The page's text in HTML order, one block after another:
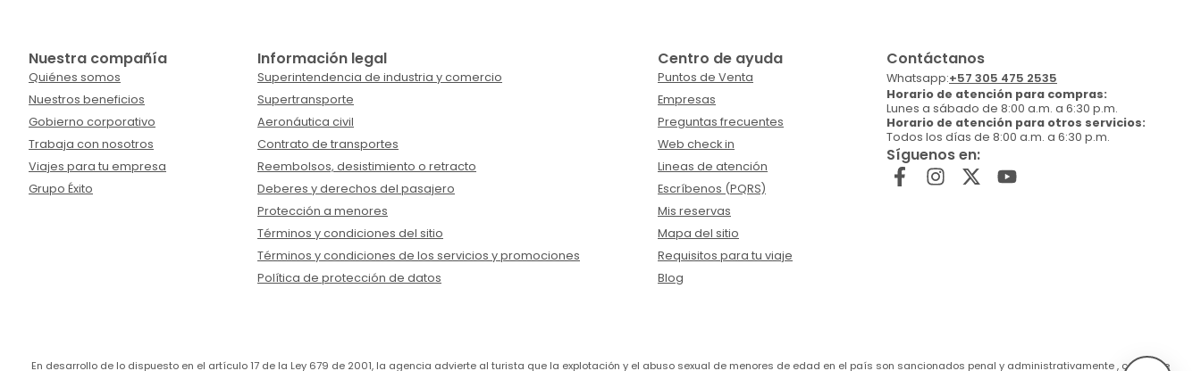
Nuestra compañía
Quiénes somos
Nuestros beneficios
Gobierno corporativo
Trabaja con nosotros
Viajes para tu empresa
Grupo Éxito
Información legal
Superintendencia de industria y comercio
Supertransporte
Aeronáutica civil
Contrato de transportes
Reembolsos, desistimiento o retracto
Deberes y derechos del pasajero
Protección a menores
Términos y condiciones del sitio
Términos y condiciones de los servicios y promociones
Política de protección de datos
Centro de ayuda
Puntos de Venta
Empresas
Preguntas frecuentes
Web check in
Lineas de atención
Escríbenos (PQRS)
Mis reservas
Mapa del sitio
Requisitos para tu viaje
Blog
Contáctanos
Whatsapp:+57 305 475 2535
Horario de atención para compras:
Lunes a sábado de 8:00 a.m. a 6:30 p.m.
Horario de atención para otros servicios:
Todos los días de 8:00 a.m. a 6:30 p.m.
Síguenos en:
En desarrollo de lo dispuesto en el artículo 17 de la Ley 679 de 2001, la agencia advierte al turista que la explotación y el abuso sexual de menores de edad en el país son sancionados penal y administrativamente , conforme